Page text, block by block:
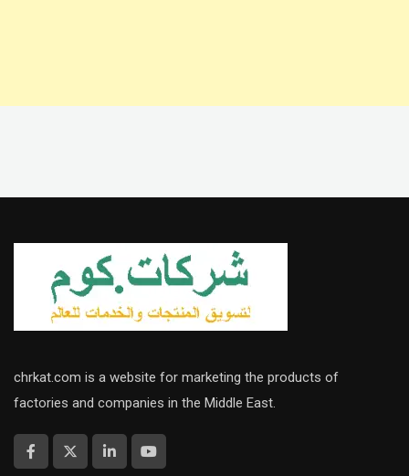
chrkat.com is a website for marketing the products of
factories and companies in the Middle East.